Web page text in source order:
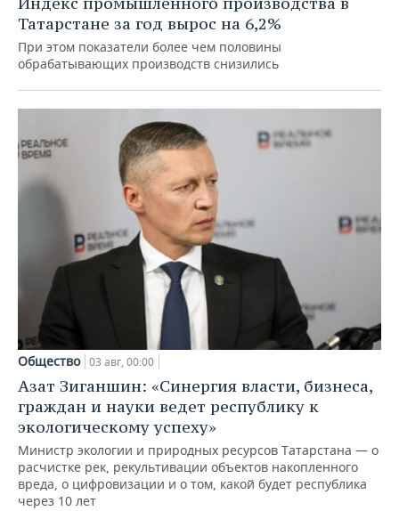
Татарстане за год вырос на 6,2%
При этом показатели более чем половины
обрабатывающих производств снизились
Общество 03 авг, 00:00
Азат Зиганшин: «Синергия власти, бизнеса,
граждан и науки ведет республику к
экологическому успеху»
Министр экологии и природных ресурсов Татарстана — о
расчистке рек, рекультивации объектов накопленного
вреда, о цифровизации и о том, какой будет республика
через 10 лет